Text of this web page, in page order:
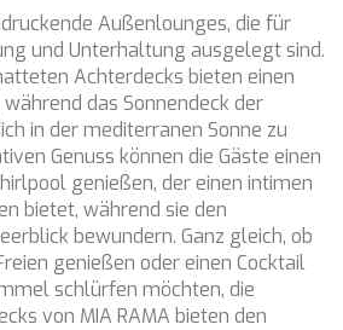
Außenlounges, die für
und Unterhaltung ausgelegt sind.
Achterdecks bieten einen
das Sonnendeck der
in der mediterranen Sonne zu
Genuss können die Gäste einen
genießen, der einen intimen
bietet, während sie den
bewundern. Ganz gleich, ob
genießen oder einen Cocktail
schlürfen möchten, die
von MIA RAMA bieten den